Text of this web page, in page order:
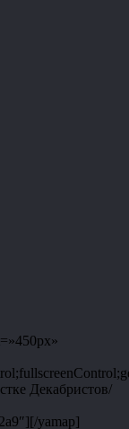
Декабристов/
yamap]